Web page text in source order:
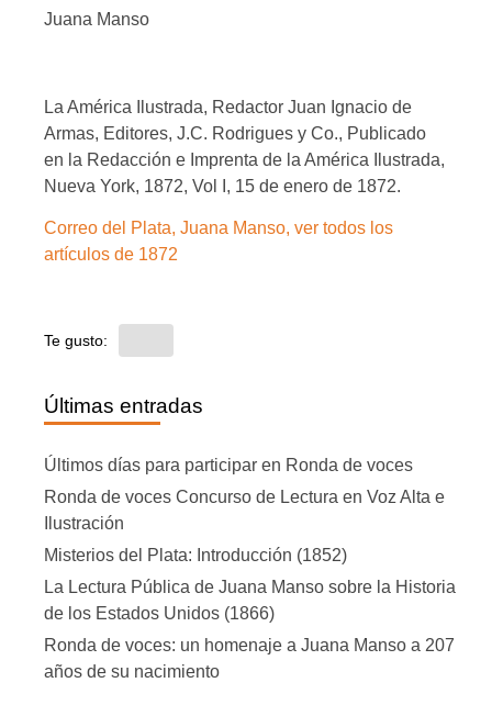
Juana Manso
La América Ilustrada, Redactor Juan Ignacio de
Armas, Editores, J.C. Rodrigues y Co., Publicado
en la Redacción e Imprenta de la América Ilustrada,
Nueva York, 1872, Vol I, 15 de enero de 1872.
Correo del Plata, Juana Manso, ver todos los
artículos de 1872
Te gusto:
Últimas entradas
Últimos días para participar en Ronda de voces
Ronda de voces Concurso de Lectura en Voz Alta e
Ilustración
Misterios del Plata: Introducción (1852)
La Lectura Pública de Juana Manso sobre la Historia
de los Estados Unidos (1866)
Ronda de voces: un homenaje a Juana Manso a 207
años de su nacimiento